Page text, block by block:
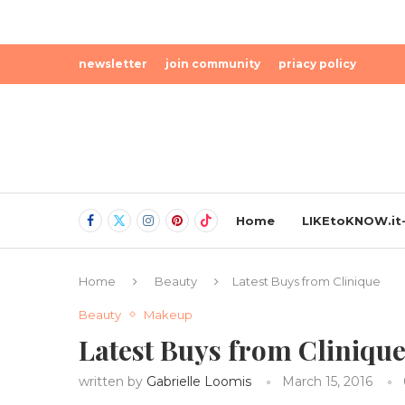
newsletter join community priacy policy
Home
Home Beauty Latest Buys from Clinique
Beauty Makeup
Latest Buys from Clinique
written by Gabrielle Loomis March 15, 2016